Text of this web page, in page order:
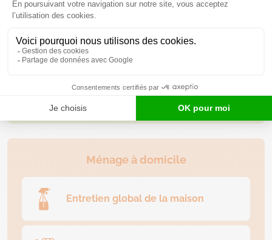
Formation des aidants
Soutien psychologique
Ménage à domicile
Entretien global de la maison